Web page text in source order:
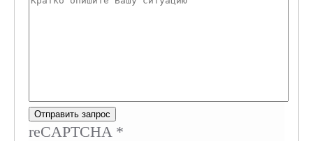
Отправить запрос
reCAPTCHA *